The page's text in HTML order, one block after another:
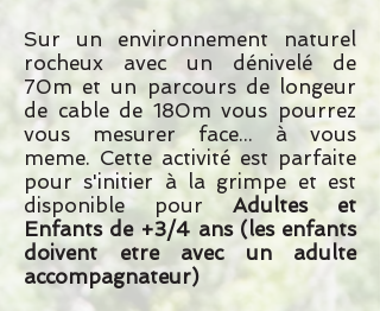
Sur un environnement naturel
rocheux avec un dénivelé de
70m et un parcours de longeur
de cable de 180m vous pourrez
vous mesurer face... à vous
meme. Cette activité est parfaite
pour s'initier à la grimpe et est
disponible pour Adultes et
Enfants de +3/4 ans (les enfants
doivent etre avec un adulte
accompagnateur)